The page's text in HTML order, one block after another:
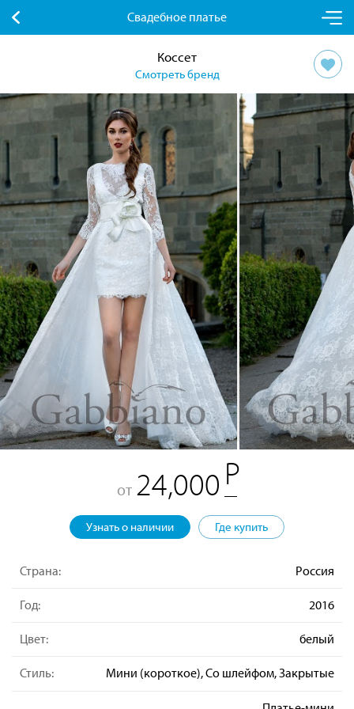
Свадебное платье
Коссет
Смотреть бренд
от 24,000
Узнать о наличии Где купить
Страна: Россия
Год: 2016
Цвет: белый
Стиль: Мини (короткое), Со шлейфом, Закрытые